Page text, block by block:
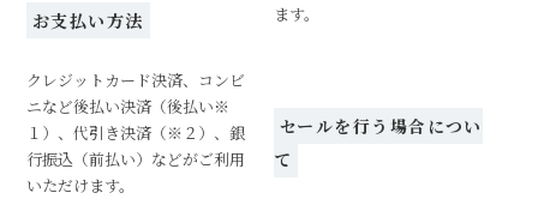
お支払い方法
クレジットカード決済、コンビ
ニなど後払い決済（後払い※
１）、代引き決済（※２）、銀
行振込（前払い）などがご利用
いただけます。
ます。
セールを行う場合につい
て